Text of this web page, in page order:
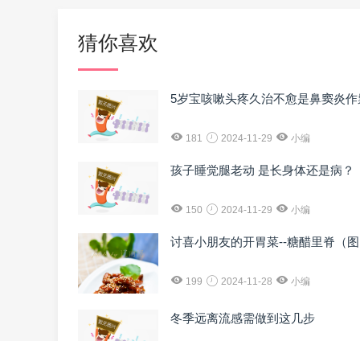
猜你喜欢
5岁宝咳嗽头疼久治不愈是鼻窦炎作
181 2024-11-29 小编
孩子睡觉腿老动 是长身体还是病？
150 2024-11-29 小编
讨喜小朋友的开胃菜--糖醋里脊（
199 2024-11-28 小编
冬季远离流感需做到这几步